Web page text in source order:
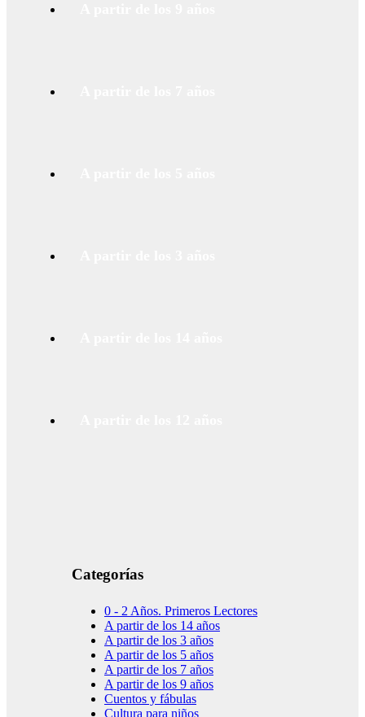
Categorías
0 - 2 Años. Primeros Lectores
A partir de los 14 años
A partir de los 3 años
A partir de los 5 años
A partir de los 7 años
A partir de los 9 años
Cuentos y fábulas
Cultura para niños